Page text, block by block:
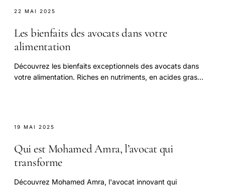
22 MAI 2025
Les bienfaits des avocats dans votre
alimentation
Découvrez les bienfaits exceptionnels des avocats dans
votre alimentation. Riches en nutriments, en acides gras
19 MAI 2025
Qui est Mohamed Amra, l’avocat qui
transforme
Découvrez Mohamed Amra, l'avocat innovant qui